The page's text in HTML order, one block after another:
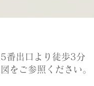
番出口より徒歩3分
をご参照ください。​